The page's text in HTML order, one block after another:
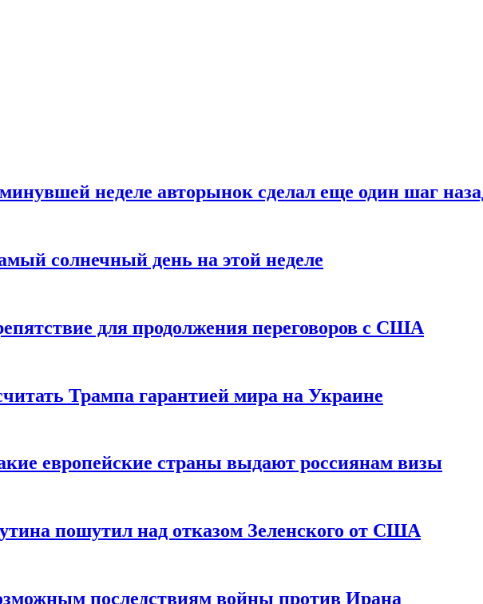
неделе авторынок сделал еще один шаг
солнечный день на этой неделе
для продолжения переговоров с США
Трампа гарантией мира на Украине
европейские страны выдают россиянам визы
пошутил над отказом Зеленского от США
последствиям войны против Ирана